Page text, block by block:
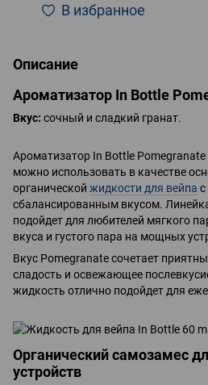
В избранное
Описание
Ароматизатор In Bottle
Вкус: сочный и сладкий гранат.
Ароматизатор In Bottle
можно использовать в качестве
органической жидкости для вейпа
сбалансированным вкусом.
подойдет для любителей мягкого
вкуса и густого пара на мощных
Вкус Pomegranate сочетает
сладость и освежающее
жидкость отлично подойдет для
Органический самозамес
устройств